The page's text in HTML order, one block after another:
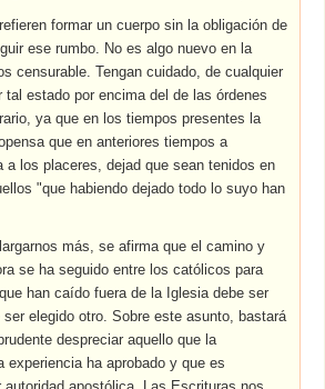
formar un cuerpo sin la obligación de
ese rumbo. No es algo nuevo en la
censurable. Tengan cuidado, de cualquier
tal estado por encima del de las órdenes
ya que en los tiempos presentes la
que en anteriores tiempos a
a los placeres, dejad que sean tenidos en
"que habiendo dejado todo lo suyo han
más, se afirma que el camino y
se ha seguido entre los católicos para
han caído fuera de la Iglesia debe ser
elegido otro. Sobre este asunto, bastará
despreciar aquello que la
experiencia ha aprobado y que es